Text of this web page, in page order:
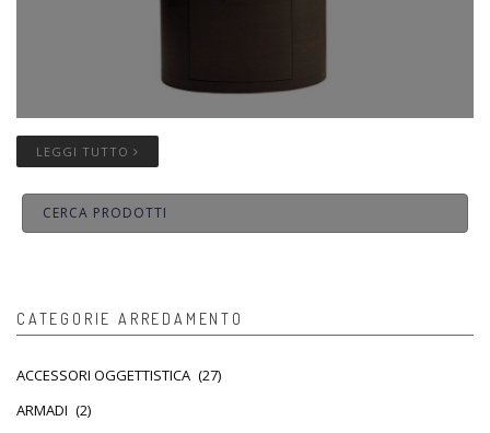
LEGGI TUTTO
CATEGORIE ARREDAMENTO
ACCESSORI OGGETTISTICA (27)
ARMADI (2)